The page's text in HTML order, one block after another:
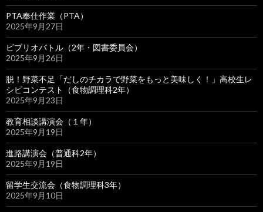
PTA奉仕作業（PTA）
2025年9月27日
ビブリオバトル（2年・図書委員会）
2025年9月26日
脱！野菜不足「だしのチカラで野菜をもっと美味しく！」高校生レ
シピコンテスト（食物調理科2年）
2025年9月23日
教育相談講演会（１年）
2025年9月19日
進路講演会（普通科2年）
2025年9月19日
留学生交流会（食物調理科3年）
2025年9月10日